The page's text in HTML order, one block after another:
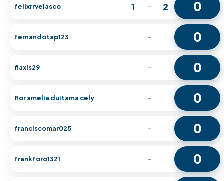
felixrrvelasco 1 - 2 0
fernandotap123 - 0
flaxis29 - 0
flor amelia duitama cely - 0
franciscomar025 - 0
frankforo1321 - 0